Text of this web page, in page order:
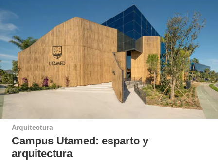
Arquitectura
Campus Utamed: esparto y
arquitectura